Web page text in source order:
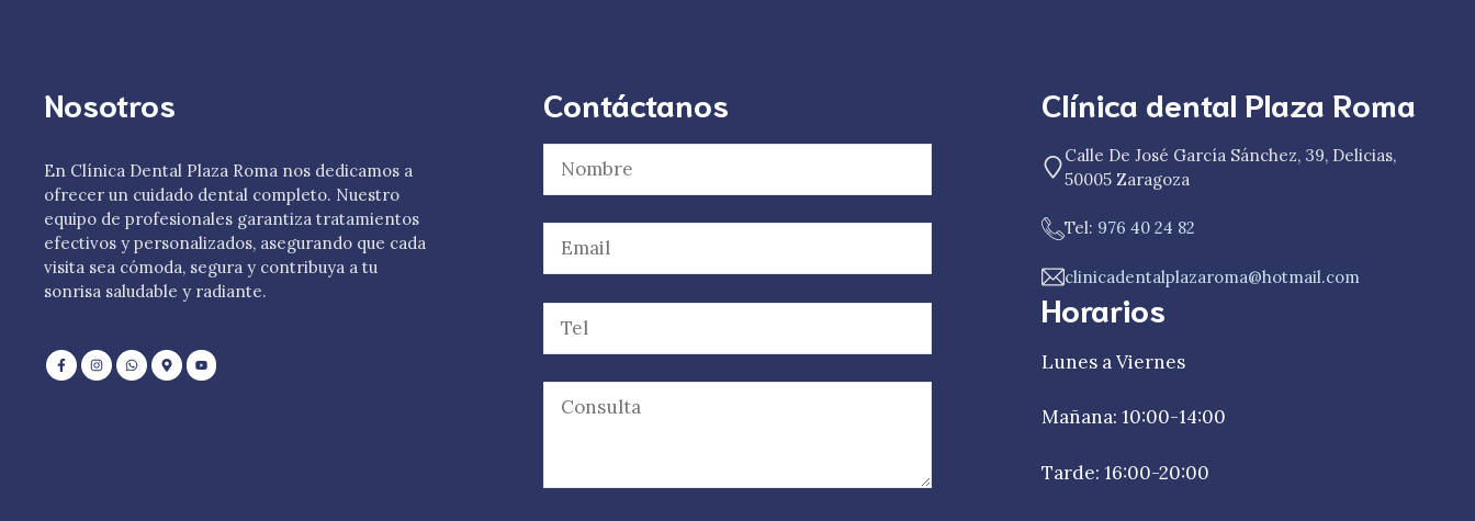
Nosotros
En Clínica Dental Plaza Roma nos dedicamos a
ofrecer un cuidado dental completo. Nuestro
equipo de profesionales garantiza tratamientos
efectivos y personalizados, asegurando que cada
visita sea cómoda, segura y contribuya a tu
sonrisa saludable y radiante.
Contáctanos Clínica dental Plaza Roma
Calle De José García Sánchez, 39, Delicias,
50005 Zaragoza
Tel: 976 40 24 82
clinicadentalplazaroma@hotmail.com
Horarios
Lunes a Viernes
Mañana: 10:00-14:00
Tarde: 16:00-20:00